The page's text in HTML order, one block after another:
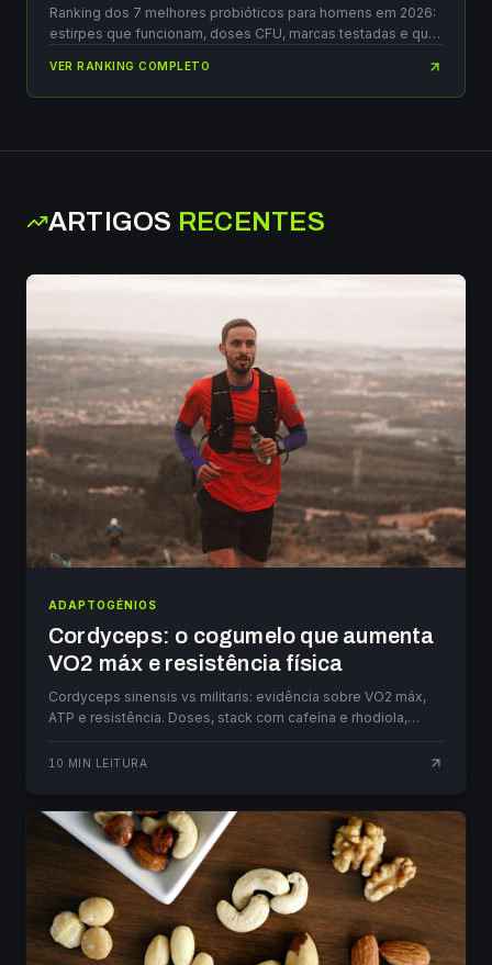
Ranking dos 7 melhores probióticos para homens em 2026:
estirpes que funcionam, doses CFU, marcas testadas e qual
VER RANKING COMPLETO
ARTIGOS RECENTES
ADAPTOGÉNIOS
Cordyceps: o cogumelo que aumenta
VO2 máx e resistência física
Cordyceps sinensis vs militaris: evidência sobre VO2 máx,
ATP e resistência. Doses, stack com cafeína e rhodiola,
10 MIN LEITURA